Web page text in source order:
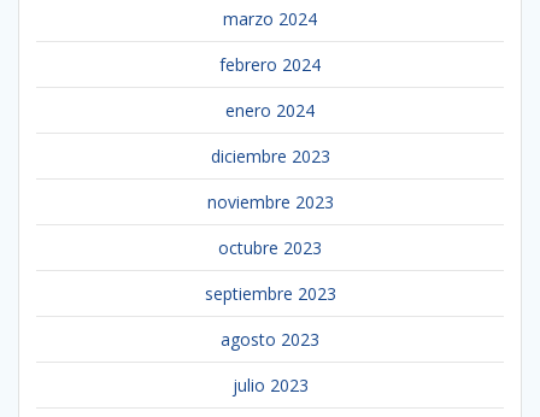
marzo 2024
febrero 2024
enero 2024
diciembre 2023
noviembre 2023
octubre 2023
septiembre 2023
agosto 2023
julio 2023